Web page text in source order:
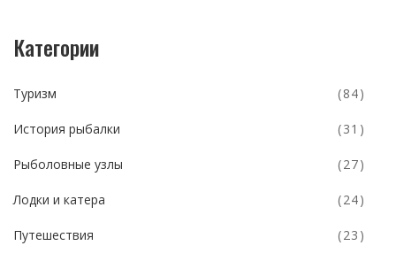
Категории
Туризм (84)
История рыбалки (31)
Рыболовные узлы (27)
Лодки и катера (24)
Путешествия (23)